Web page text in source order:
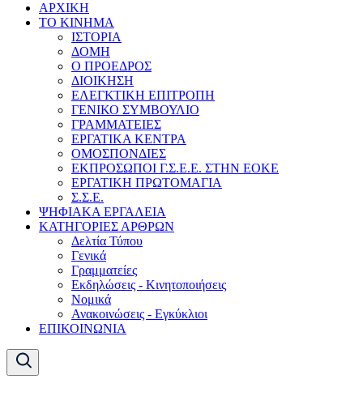
ΑΡΧΙΚΗ
ΤΟ ΚΙΝΗΜΑ
ΙΣΤΟΡΙΑ
ΔΟΜΗ
Ο ΠΡΟΕΔΡΟΣ
ΔΙΟΙΚΗΣΗ
ΕΛΕΓΚΤΙΚΗ ΕΠΙΤΡΟΠΗ
ΓΕΝΙΚΟ ΣΥΜΒΟΥΛΙΟ
ΓΡΑΜΜΑΤΕΙΕΣ
ΕΡΓΑΤΙΚΑ ΚΕΝΤΡΑ
ΟΜΟΣΠΟΝΔΙΕΣ
ΕΚΠΡΟΣΩΠΟΙ Γ.Σ.Ε.Ε. ΣΤΗΝ ΕΟΚΕ
ΕΡΓΑΤΙΚΗ ΠΡΩΤΟΜΑΓΙΑ
Σ.Σ.Ε.
ΨΗΦΙΑΚΑ ΕΡΓΑΛΕΙΑ
ΚΑΤΗΓΟΡΙΕΣ ΑΡΘΡΩΝ
Δελτία Τύπου
Γενικά
Γραμματείες
Εκδηλώσεις - Κινητοποιήσεις
Νομικά
Ανακοινώσεις - Εγκύκλιοι
ΕΠΙΚΟΙΝΩΝΙΑ